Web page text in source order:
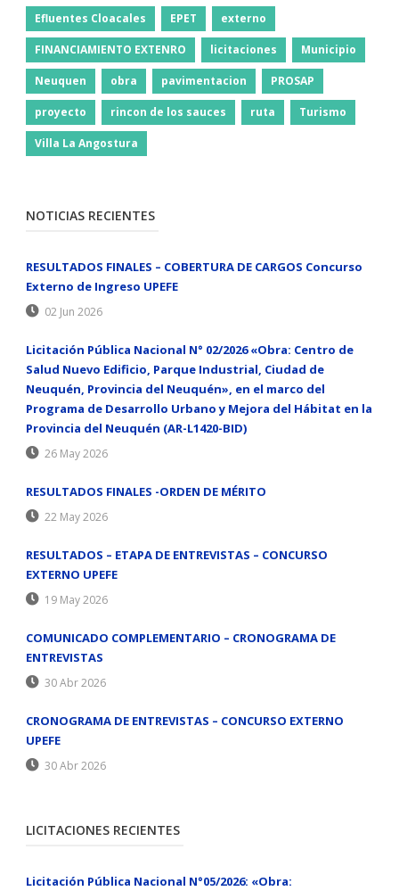
Efluentes Cloacales EPET externo
FINANCIAMIENTO EXTENRO licitaciones Municipio
Neuquen obra pavimentacion PROSAP
proyecto rincon de los sauces ruta Turismo
Villa La Angostura
NOTICIAS RECIENTES
RESULTADOS FINALES – COBERTURA DE CARGOS Concurso
Externo de Ingreso UPEFE
02 Jun 2026
Licitación Pública Nacional N° 02/2026 «Obra: Centro de
Salud Nuevo Edificio, Parque Industrial, Ciudad de
Neuquén, Provincia del Neuquén», en el marco del
Programa de Desarrollo Urbano y Mejora del Hábitat en la
Provincia del Neuquén (AR-L1420-BID)
26 May 2026
RESULTADOS FINALES -ORDEN DE MÉRITO
22 May 2026
RESULTADOS – ETAPA DE ENTREVISTAS – CONCURSO
EXTERNO UPEFE
19 May 2026
COMUNICADO COMPLEMENTARIO – CRONOGRAMA DE
ENTREVISTAS
30 Abr 2026
CRONOGRAMA DE ENTREVISTAS – CONCURSO EXTERNO
UPEFE
30 Abr 2026
LICITACIONES RECIENTES
Licitación Pública Nacional N°05/2026: «Obra: